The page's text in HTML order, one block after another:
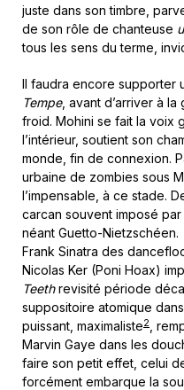
juste dans son timbre,
de son rôle de chanteuse
tous les sens du terme,
Il faudra encore supporter
Tempe, avant d’arriver à la
froid. Mohini se fait la voix
l’intérieur, soutient son
monde, fin de connexion.
urbaine de zombies sous
l’impensable, à ce stade.
carcan souvent imposé
néant Guetto-Nietzschéen.
Frank Sinatra des
Nicolas Ker (Poni Hoax)
Teethrevisité période
suppositoire atomique dans
puissant, maximaliste2
,
Marvin Gaye dans les
faire son petit effet, celui
forcément embarque la